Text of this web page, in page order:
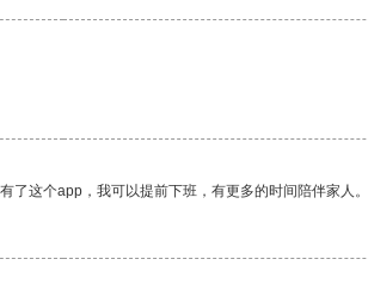
这个app，我可以提前下班，有更多的时间陪伴家人。